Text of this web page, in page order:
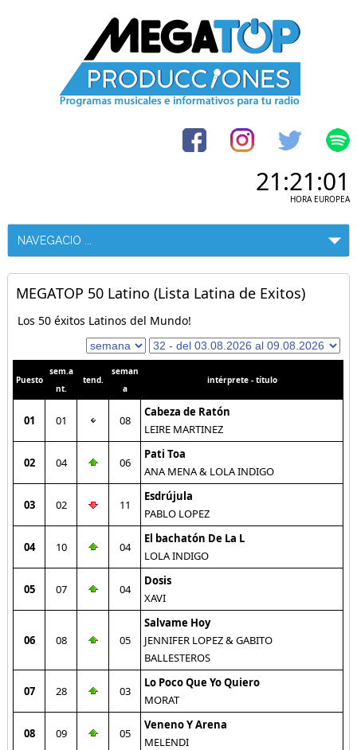
21:21:02
HORA EUROPEA
MEGATOP 50 Latino (Lista Latina de Exitos)
Los 50 éxitos Latinos del Mundo!
Puesto
sem.a
nt.
tend.
seman
a
intérprete - título
01 01 08
Cabeza de Ratón
LEIRE MARTINEZ
02 04 06
Pati Toa
ANA MENA & LOLA INDIGO
03 02 11
Esdrújula
PABLO LOPEZ
04 10 04
El bachatón De La L
LOLA INDIGO
05 07 04
Dosis
XAVI
06 08 05
Salvame Hoy
JENNIFER LOPEZ & GABITO
BALLESTEROS
07 28 03
Lo Poco Que Yo Quiero
MORAT
08 09 05
Veneno Y Arena
MELENDI